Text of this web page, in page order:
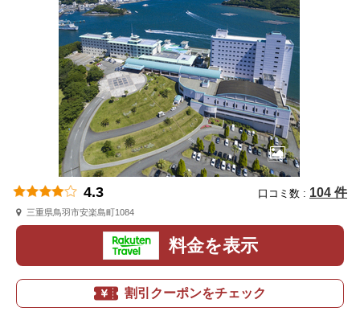
4.3 口コミ数 : 104 件
三重県鳥羽市安楽島町1084
料金を表示
割引クーポンをチェック